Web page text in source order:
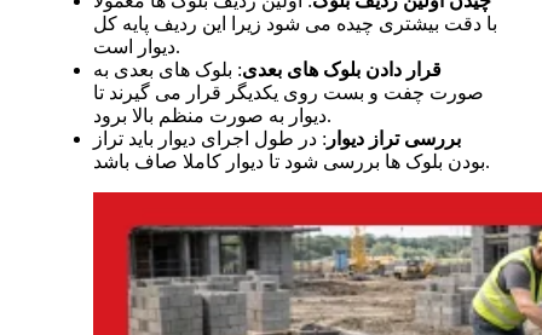
با دقت بیشتری چیده می شود زیرا این ردیف پایه کل
دیوار است.
قرار دادن بلوک های بعدی: بلوک های بعدی به
صورت چفت و بست روی یکدیگر قرار می گیرند تا
دیوار به صورت منظم بالا برود.
بررسی تراز دیوار : در طول اجرای دیوار باید تراز
بودن بلوک ها بررسی شود تا دیوار کاملا صاف باشد.